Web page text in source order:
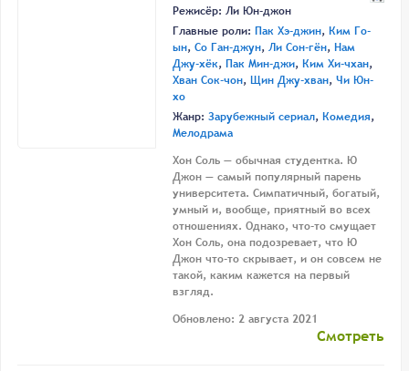
Режисёр: Ли Юн-джон
Главные роли: Пак Хэ-джин, Ким Го-
ын, Со Ган-джун, Ли Сон-гён, Нам
Джу-хёк, Пак Мин-джи, Ким Хи-чхан,
Хван Сок-чон, Щин Джу-хван, Чи Юн-
хо
Жанр: Зарубежный сериал, Комедия,
Мелодрама
Хон Соль — обычная студентка. Ю
Джон — самый популярный парень
университета. Симпатичный, богатый,
умный и, вообще, приятный во всех
отношениях. Однако, что-то смущает
Хон Соль, она подозревает, что Ю
Джон что-то скрывает, и он совсем не
такой, каким кажется на первый
взгляд.
Обновлено: 2 августа 2021
Смотреть